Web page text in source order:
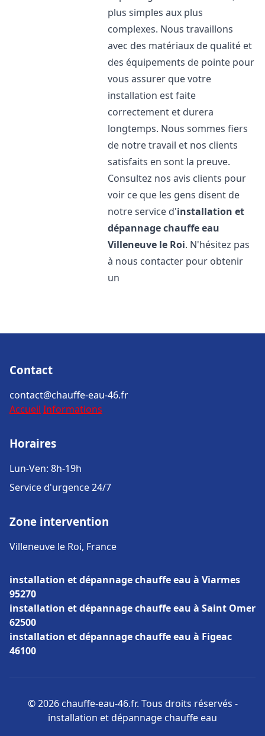
plus simples aux plus
complexes. Nous travaillons
avec des matériaux de qualité et
des équipements de pointe pour
vous assurer que votre
installation est faite
correctement et durera
longtemps. Nous sommes fiers
de notre travail et nos clients
satisfaits en sont la preuve.
Consultez nos avis clients pour
voir ce que les gens disent de
notre service d'installation et
dépannage chauffe eau
Villeneuve le Roi. N'hésitez pas
à nous contacter pour obtenir
un
Contact
contact@chauffe-eau-46.fr
Accueil Informations
Horaires
Lun-Ven: 8h-19h
Service d'urgence 24/7
Zone intervention
Villeneuve le Roi, France
installation et dépannage chauffe eau à Viarmes
95270
installation et dépannage chauffe eau à Saint Omer
62500
installation et dépannage chauffe eau à Figeac
46100
© 2026 chauffe-eau-46.fr. Tous droits réservés -
installation et dépannage chauffe eau